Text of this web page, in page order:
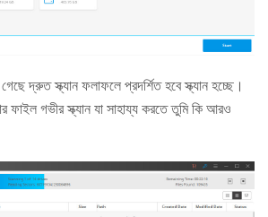
দ্রুত স্ক্যান ফলাফলে প্রদর্শিত হবে স্ক্যান হচ্ছে।
গভীর স্ক্যান যা সাহায্য করতে তুমি কি আরও